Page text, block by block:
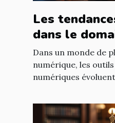
Les
dans le
et services
Dans un monde de
numérique, les
numériques